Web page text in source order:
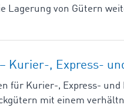
Lagerung von Gütern
Kurier-, Express-
für Kurier-, Express-
mit einem